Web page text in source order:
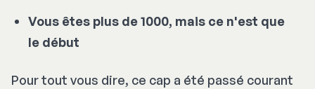
Vous êtes plus de 1000, mais ce n'est que
le début
Pour tout vous dire, ce cap a été passé courant